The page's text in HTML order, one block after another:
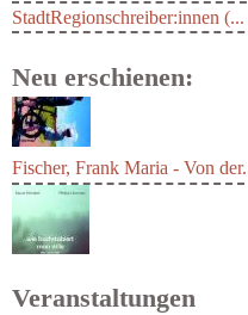
StadtRegionschreiber:innen (...
Neu erschienen:
Fischer, Frank Maria - Von der...
Veranstaltungen